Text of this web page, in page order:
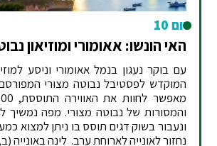
יום 10
האי הונשו: אאומורי ומוזיאון
עם בוקר נעגון בנמל אאומורי וניסע
המוקדש לפסטיבל נבוטה מצורי המפורסם
והמסורות של נבוטה מצורי. מפה נמשיך
ונעבור בשוק דגים תוסס בו ניתן למצוא
נחזור לאונייה לארוחת ערב. לינה באונייה